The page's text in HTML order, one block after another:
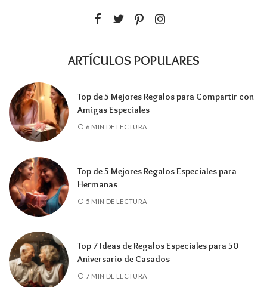
ARTÍCULOS POPULARES
Top de 5 Mejores Regalos para Compartir con
Amigas Especiales
6 MIN DE LECTURA
Top de 5 Mejores Regalos Especiales para
Hermanas
5 MIN DE LECTURA
Top 7 Ideas de Regalos Especiales para 50
Aniversario de Casados
7 MIN DE LECTURA